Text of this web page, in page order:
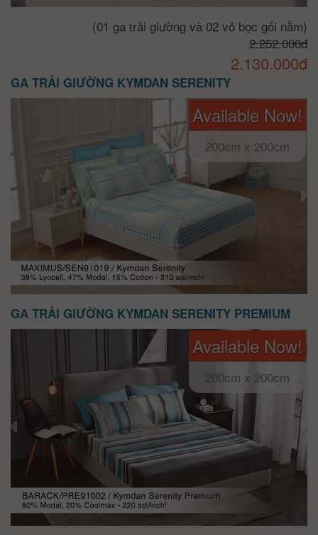
(01 ga trải giường và 02 vỏ bọc gối nằm)
2.252.000đ
2.130.000đ
GA TRẢI GIƯỜNG KYMDAN SERENITY
Available Now!
200cm x 200cm
GA TRẢI GIƯỜNG KYMDAN SERENITY PREMIUM
Available Now!
200cm x 200cm